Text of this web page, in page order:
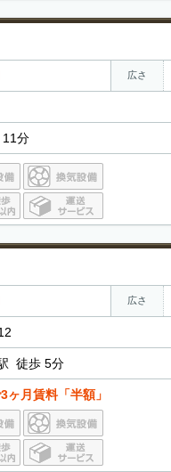
広さ
分
広さ
徒歩 5分
月賃料「半額」